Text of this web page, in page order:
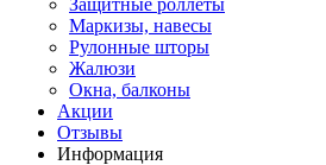
Маркизы, навесы
Рулонные шторы
Жалюзи
Окна, балконы
Акции
Отзывы
Информация